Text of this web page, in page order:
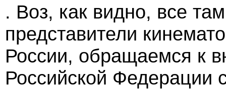
. Воз, как видно, все
представители
России, обращаемся к
Российской Федерации